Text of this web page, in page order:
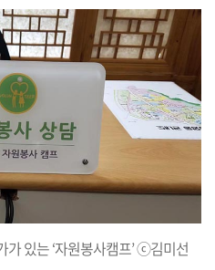
있는 ‘자원봉사캠프’ ⓒ김미선